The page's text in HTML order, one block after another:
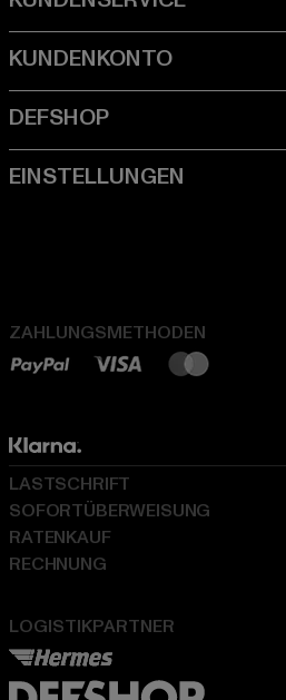
ZAHLUNGSMETHODEN
LOGISTIKPARTNER
LASTSCHRIFT
SOFORTÜBERWEISUNG
RATENKAUF
RECHNUNG